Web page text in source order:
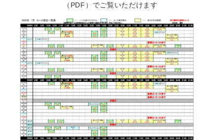
（PDF）でご覧いただけます